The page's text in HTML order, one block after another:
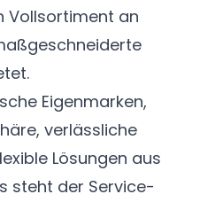
Vollsortiment an
Eigenmarken,
verlässliche
Lösungen aus
steht der Service-